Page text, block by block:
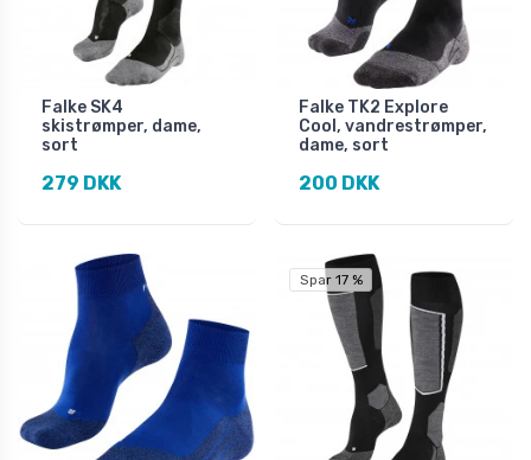
Falke SK4
skistrømper, dame,
sort
279 DKK
Falke TK2 Explore
Cool, vandrestrømper,
dame, sort
200 DKK
Spar 17 %